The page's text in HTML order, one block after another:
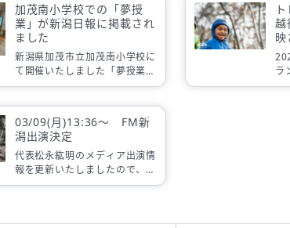
加茂南小学校での「夢授
業」が新潟日報に掲載され
ました
新潟県加茂市立加茂南小学校に
て開催いたしました「夢授業」
の模様が、12月7日付け新潟日
越
映
ラ
03/09(月)13:36～ FM新
潟出演決定
代表松永紘明のメディア出演情
報を更新いたしましたので、お
知らせいたします。